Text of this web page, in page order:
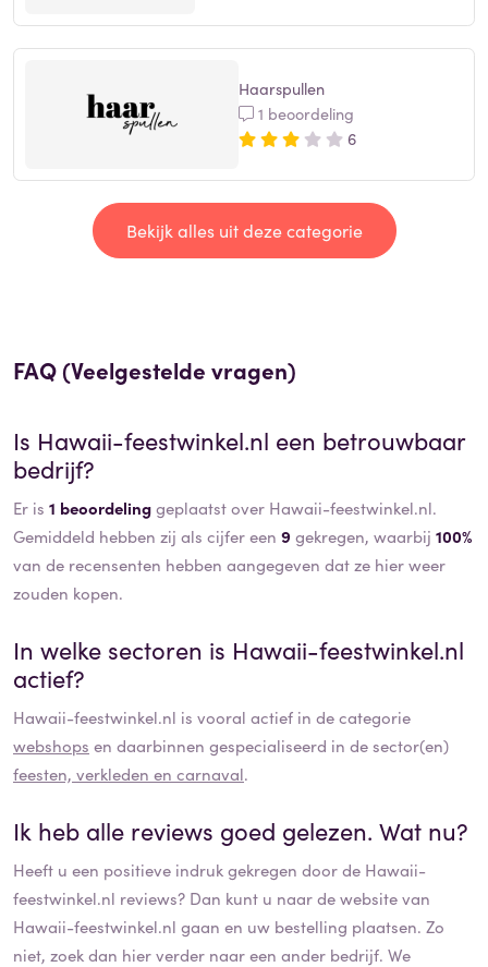
Haarspullen
1 beoordeling
6
Bekijk alles uit deze categorie
FAQ (Veelgestelde vragen)
Is Hawaii-feestwinkel.nl een betrouwbaar
bedrijf?
Er is 1 beoordelinggeplaatst over Hawaii-feestwinkel.nl.
Gemiddeld hebben zij als cijfer een 9gekregen, waarbij 100%
van de recensenten hebben aangegeven dat ze hier weer
zouden kopen.
In welke sectoren is Hawaii-feestwinkel.nl
actief?
Hawaii-feestwinkel.nl is vooral actief in de categorie
webshops en daarbinnen gespecialiseerd in de sector(en)
feesten, verkleden en carnaval.
Ik heb alle reviews goed gelezen. Wat nu?
Heeft u een positieve indruk gekregen door de Hawaii-
feestwinkel.nl reviews? Dan kunt u naar de website van
Hawaii-feestwinkel.nl gaan en uw bestelling plaatsen. Zo
niet, zoek dan hier verder naar een ander bedrijf. We